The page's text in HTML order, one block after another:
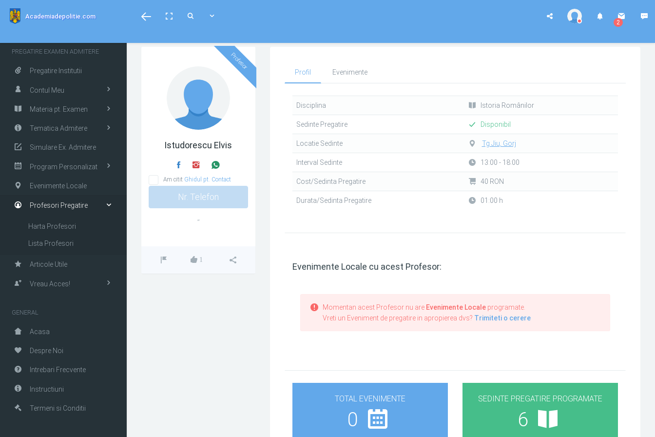
Academiadepolitie.com Toggle
Toggle
Toggle
2
PREGATIRE EXAMEN ADMITERE
Pregatire Institutii
Contul Meu
Materia pt. Examen
Tematica Admitere
Simulare Ex. Admitere
Program Personalizat
Evenimente Locale
Profesori Pregatire
Harta Profesori
Lista Profesori
Articole Utile
Vreau Acces!
GENERAL
Acasa
Despre Noi
Intrebari Frecvente
Instructiuni
Termeni si Conditii
Profesor
Istudorescu Elvis
Am citit Ghidul pt. Contact
Nr. Telefon
""
1
Profil Evenimente
Disciplina Istoria Românilor
Sedinte Pregatire Disponibil
Locatie Sedinte Tg Jiu, Gorj
Interval Sedinte 13:00 - 18:00
Cost/Sedinta Pregatire 40 RON
Durata/Sedinta Pregatire 01:00 h
Evenimente Locale cu acest Profesor:
Momentan acest Profesor nu are Evenimente Localeprogramate.
Vreti un Eveniment de pregatire in apropierea dvs? Trimiteti o cerere
TOTAL EVENIMENTE
0
SEDINTE PREGATIRE PROGRAMATE
6